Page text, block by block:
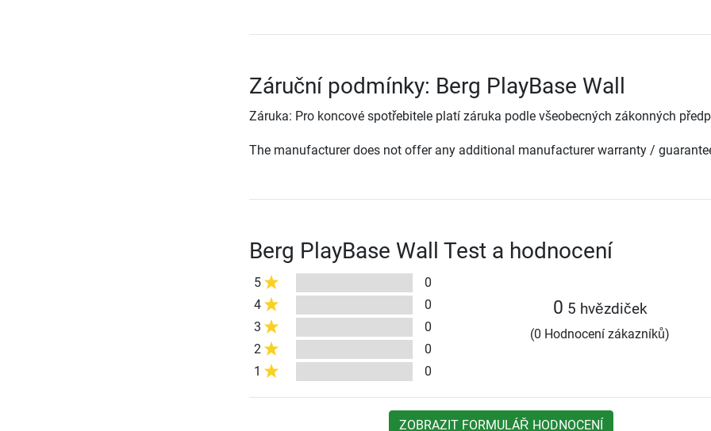
Záruční podmínky: Berg PlayBase Wall
Záruka: Pro koncové spotřebitele platí záruka podle všeobecných zákonných
The manufacturer does not offer any additional manufacturer warranty /
Berg PlayBase Wall Test a hodnocení
5
0
4
0
3
0
2
0
1
0
0 5 hvězdiček
(0 Hodnocení zákazníků)
ZOBRAZIT FORMULÁŘ HODNOCENÍ